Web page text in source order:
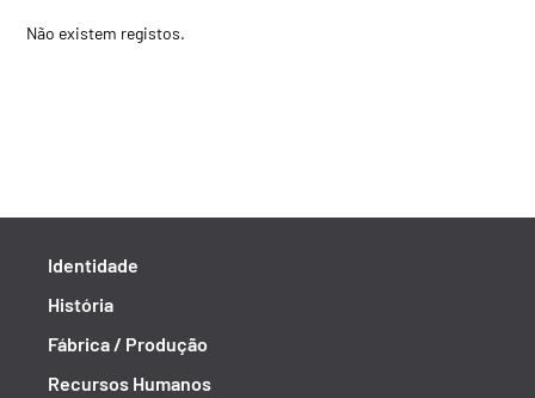
Não existem registos.
Identidade
História
Fábrica / Produção
Recursos Humanos